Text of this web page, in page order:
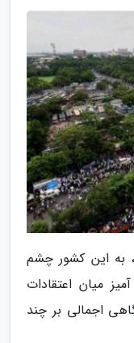
به این کشور چشم
میان اعتقادات
اجمالی بر چند